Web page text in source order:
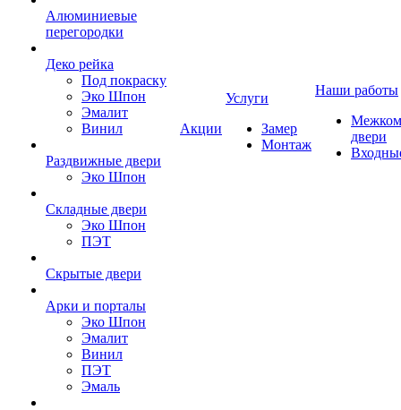
Алюминиевые
перегородки
Деко рейка
Под покраску
Эко Шпон
Эмалит
Винил
Раздвижные двери
Эко Шпон
Складные двери
Эко Шпон
ПЭТ
Скрытые двери
Арки и порталы
Эко Шпон
Эмалит
Винил
ПЭТ
Эмаль
Акции
Услуги
Замер
Монтаж
Наши работы
двери